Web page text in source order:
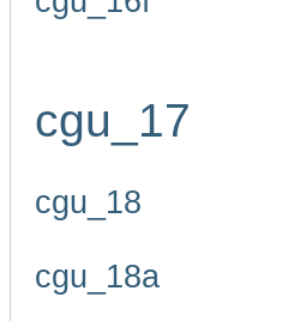
cgu_17
cgu_18
cgu_18a